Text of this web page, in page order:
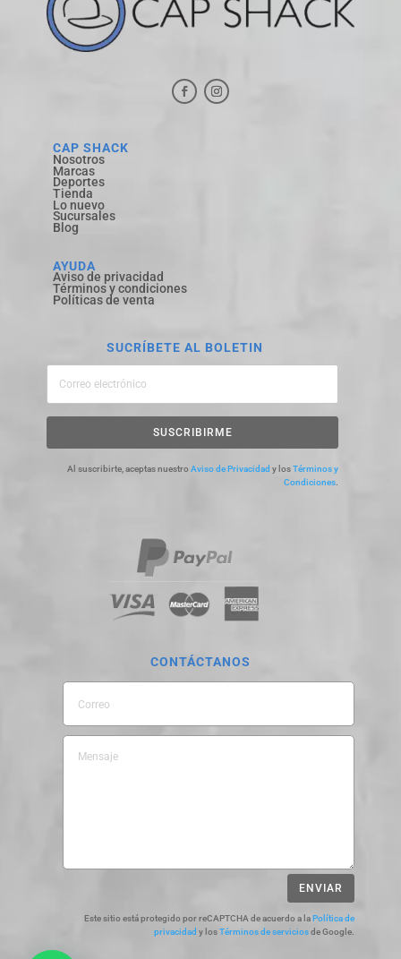
CAP SHACK
Nosotros
Marcas
Deportes
Tienda
Lo nuevo
Sucursales
Blog
AYUDA
Aviso de privacidad
Términos y condiciones
Políticas de venta
SUCRÍBETE AL BOLETIN
SUSCRIBIRME
Al suscribirte, aceptas nuestroAviso de Privacidad y losTérminos y
Condiciones.
CONTÁCTANOS
ENVIAR
Este sitio está protegido por reCAPTCHA de acuerdo a laPolítica de
privacidad y losTérminos de serviciosde Google.